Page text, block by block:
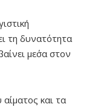
τη δυνατότητα
με΄σα στον
και τα